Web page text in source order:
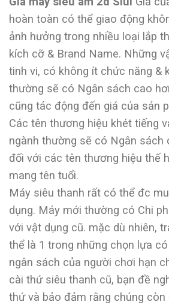
hoàn toàn có thể giao động
ảnh hưởng trong nhiều loại lắp
kích cỡ & Brand Name. Những
tinh vi, có không ít chức năng &
thường sẽ có Ngân sách cao
cũng tác động đến giá của sản
Các tên thương hiệu khét tiếng
ngành thường sẽ có Ngân sách
đối với các tên thương hiệu thế
mang tên tuổi.
Máy siêu thanh rất có thể đc
dụng. Máy mới thường có Chi
với vật dụng cũ. mặc dù nhiên,
thể là 1 trong những chọn lựa
ngân sách của người chơi hạn
cài thứ siêu thanh cũ, bạn đề
thứ và bảo đảm rằng chúng còn